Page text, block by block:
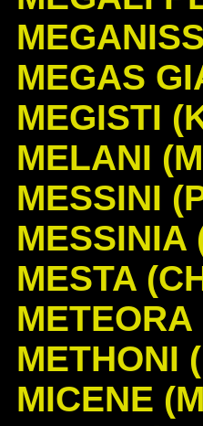
MEGAS
MEGISTI
MELANI
MESSINI
MESSINIA
MESTA
METHONI
MICENE